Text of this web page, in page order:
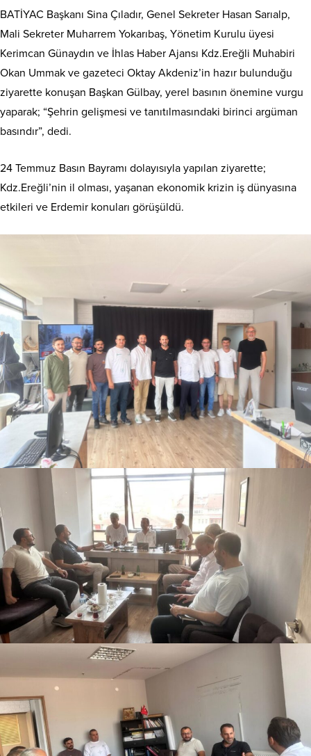
BATİYAC Başkanı Sina Çıladır, Genel Sekreter Hasan Sarıalp,
Mali Sekreter Muharrem Yokarıbaş, Yönetim Kurulu üyesi
Kerimcan Günaydın ve İhlas Haber Ajansı Kdz.Ereğli Muhabiri
Okan Ummak ve gazeteci Oktay Akdeniz’in hazır bulunduğu
ziyarette konuşan Başkan Gülbay, yerel basının önemine vurgu
yaparak; “Şehrin gelişmesi ve tanıtılmasındaki birinci argüman
basındır”, dedi.
24 Temmuz Basın Bayramı dolayısıyla yapılan ziyarette;
Kdz.Ereğli’nin il olması, yaşanan ekonomik krizin iş dünyasına
etkileri ve Erdemir konuları görüşüldü.